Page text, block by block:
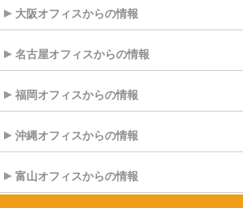
大阪オフィスからの情報
名古屋オフィスからの情報
福岡オフィスからの情報
沖縄オフィスからの情報
富山オフィスからの情報